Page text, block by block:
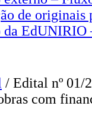
de originais
EdUNIRIO
/ Edital nº 01/
com